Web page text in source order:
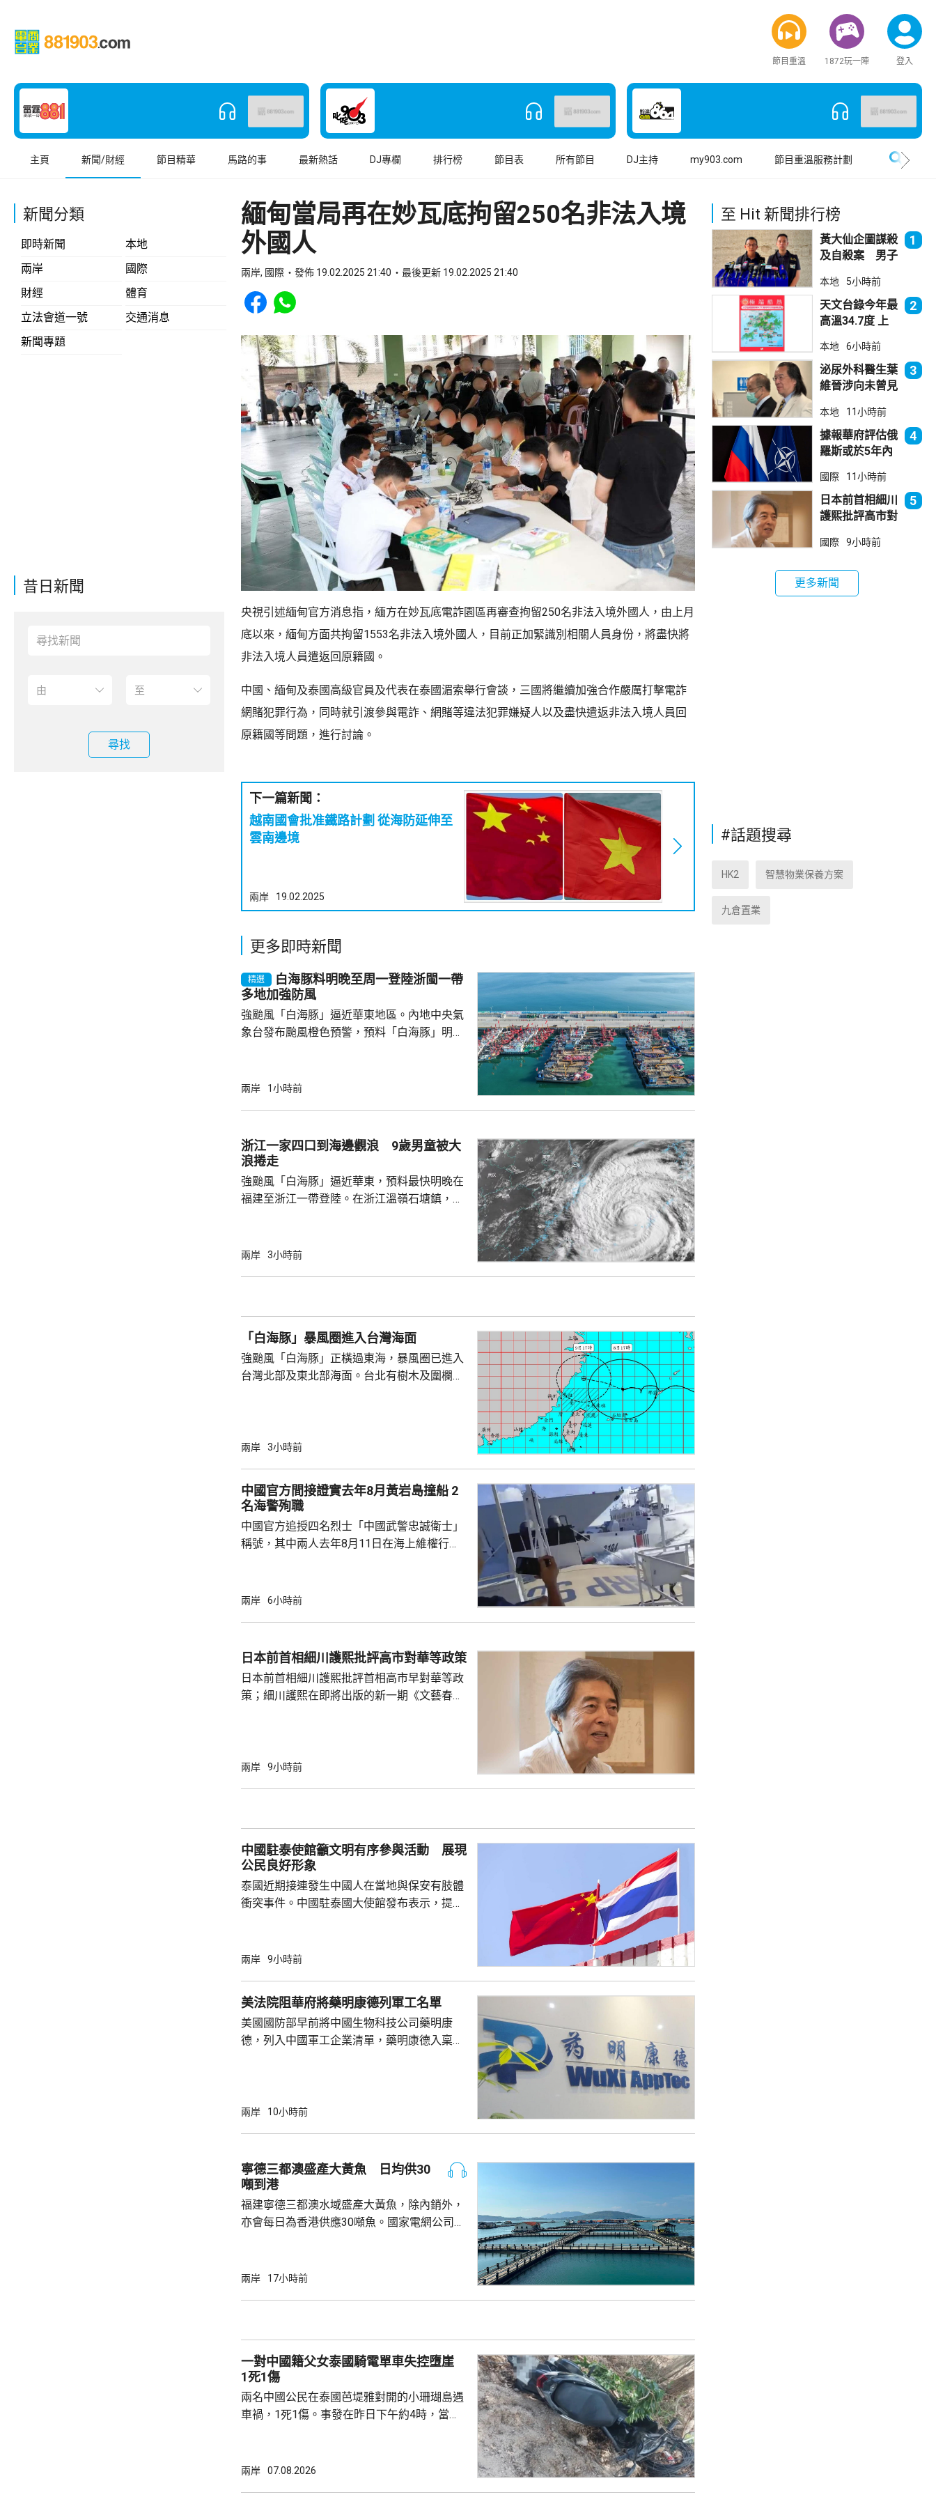
節目重溫 1872玩一陣 登入
主頁 新聞/財經 節目精華 馬路的事 最新熱話 DJ專欄 排行榜 節目表 所有節目 DJ主持 my903.com 節目重溫服務計劃
新聞分類
即時新聞
本地
兩岸
國際
財經
體育
立法會道一號
交通消息
新聞專題
昔日新聞
尋找
緬甸當局再在妙瓦底拘留250名非法入境
外國人
兩岸, 國際 發佈 19.02.2025 21:40 最後更新 19.02.2025 21:40
Share to Facebook
Share to WhatsApp
央視引述緬甸官方消息指，緬方在妙瓦底電詐園區再審查拘留250名非法入境外國人，由上月
底以來，緬甸方面共拘留1553名非法入境外國人，目前正加緊識別相關人員身份，將盡快將
非法入境人員遣返回原籍國。
中國、緬甸及泰國高級官員及代表在泰國湄索舉行會談，三國將繼續加強合作嚴厲打擊電詐
網賭犯罪行為，同時就引渡參與電詐、網賭等違法犯罪嫌疑人以及盡快遣返非法入境人員回
原籍國等問題，進行討論。
下一篇新聞：
越南國會批准鐵路計劃 從海防延伸至
雲南邊境
兩岸 19.02.2025
更多即時新聞
精選
白海豚料明晚至周一登陸浙閩一帶
多地加強防風
強颱風「白海豚」逼近華東地區。內地中央氣
象台發布颱風橙色預警，預料「白海豚」明晚
級，陣風15至17級；浙江、上海、江蘇等地，
區仍有暴雨，部分地區累計雨量可達200至
400毫米，浙江東部局部更將超過600毫米。
兩岸 1小時前
浙江一家四口到海邊觀浪 9歲男童被大
浪捲走
強颱風「白海豚」逼近華東，預料最快明晚在
福建至浙江一帶登陸。在浙江溫嶺石塘鎮，有
是一家人的兩名成人及兩名小童在海邊觀浪，
兩岸 3小時前
「白海豚」暴風圈進入台灣海面
強颱風「白海豚」正橫過東海，暴風圈已進入
台灣北部及東北部海面。台北有樹木及圍欄倒
的強度將減弱，暴風圈亦有縮小趨勢，但中部
新竹及苗栗山區昨日起至下星期二的總雨量可
達300毫米。連江縣明日停工停課，海空交通
暫停。
兩岸 3小時前
中國官方間接證實去年8月黃岩島撞船 2
名海警殉職
中國官方追授四名烈士「中國武警忠誠衛士」
稱號，其中兩人去年8月11日在海上維權行動
意味中國時隔一年首次間接證實撞船事件造成
去年8月11日參與南海一線維權行動犧牲，被
追記一等功。25歲的程龍同日在海上維權行動
中不幸犧牲，同樣追記一等功。...
兩岸 6小時前
日本前首相細川護熙批評高市對華等政策
日本前首相細川護熙批評首相高市早對華等政
策；細川護熙在即將出版的新一期《文藝春
施，打破僵局，難免被批評是不負責任。他認
兩岸 9小時前
中國駐泰使館籲文明有序參與活動 展現
公民良好形象
泰國近期接連發生中國人在當地與保安有肢體
衝突事件。中國駐泰國大使館發布表示，提醒
定，文明旅遊、禮貌待人，展現中國公民良好
公民要提前做好準備，了解活動規則，包括入
場、拍攝、攜帶物品等要求，如發生糾紛或合
法權益受到侵害，應保持冷靜，依法理性維...
兩岸 9小時前
美法院阻華府將藥明康德列軍工名單
美國國防部早前將中國生物科技公司藥明康
德，列入中國軍工企業清單，藥明康德入稟法
決表示歡迎，認為此舉減輕公司被列入名單所
里巴巴、百度及比亞迪等中國企業，列為支援
中國軍方的實體，多間被列入名單的公司事...
兩岸 10小時前
寧德三都澳盛產大黃魚 日均供30
噸到港
福建寧德三都澳水域盛產大黃魚，除內銷外，
亦會每日為香港供應30噸魚。國家電網公司就
萬 要求研發大黃魚人工繁殖技術 福建位於中
都澳等。 在三都澳，有漁民看中當地水質、水
流和水溫適合，設立養...
兩岸 17小時前
一對中國籍父女泰國騎電單車失控墮崖
1死1傷
兩名中國公民在泰國芭堤雅對開的小珊瑚島遇
車禍，1死1傷。事發在昨日下午約4時，當地
歲父親當場死亡，年約30歲的女兒受傷送院救
兩岸 07.08.2026
至 Hit 新聞排行榜
黃大仙企圖謀殺
及自殺案 男子
墮樓亡
1
本地 5小時前
天文台錄今年最
高溫34.7度 上
2
本地 6小時前
泌尿外科醫生葉
維晉涉向未曾見
委會繼續聆訊
3
本地 11小時前
據報華府評估俄
羅斯或於5年內
北約集體防禦
4
國際 11小時前
日本前首相細川
護熙批評高市對
5
國際 9小時前
更多新聞
#話題搜尋
HK2 智慧物業保養方案
九倉置業